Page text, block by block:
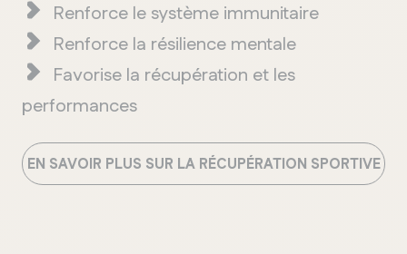
Renforce le système immunitaire
Renforce la résilience mentale
Favorise la récupération et les
performances
EN SAVOIR PLUS SUR LA RÉCUPÉRATIONSPORTIVE